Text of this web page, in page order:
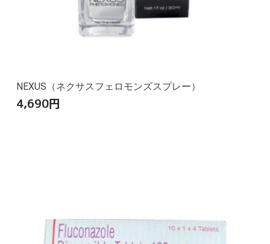
NEXUS（ネクサスフェロモンズスプレー）
4,690円